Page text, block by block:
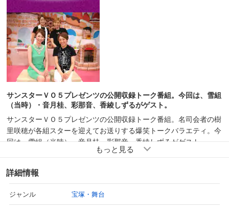
サンスターＶＯ５プレゼンツの公開収録トーク番組。今回は、雪組
（当時）・音月桂、彩那音、香綾しずるがゲスト。
サンスターＶＯ５プレゼンツの公開収録トーク番組。名司会者の樹
里咲穂が各組スターを迎えてお送りする爆笑トークバラエティ。今
回は、雪組（当時）・音月桂、彩那音、香綾しずるがゲスト。
詳細情報
ジャンル 宝塚・舞台